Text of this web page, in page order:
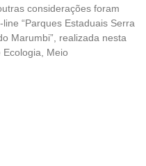
considerações foram
“Parques Estaduais Serra
Marumbi”, realizada nesta
Meio